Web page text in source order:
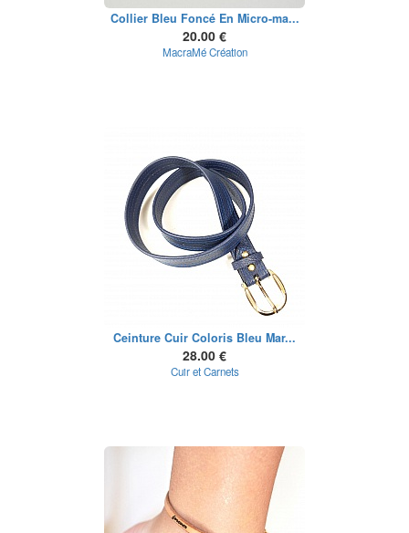
Collier Bleu Foncé En Micro-ma...
20.00 €
MacraMé Création
Ceinture Cuir Coloris Bleu Mar...
28.00 €
Cuir et Carnets